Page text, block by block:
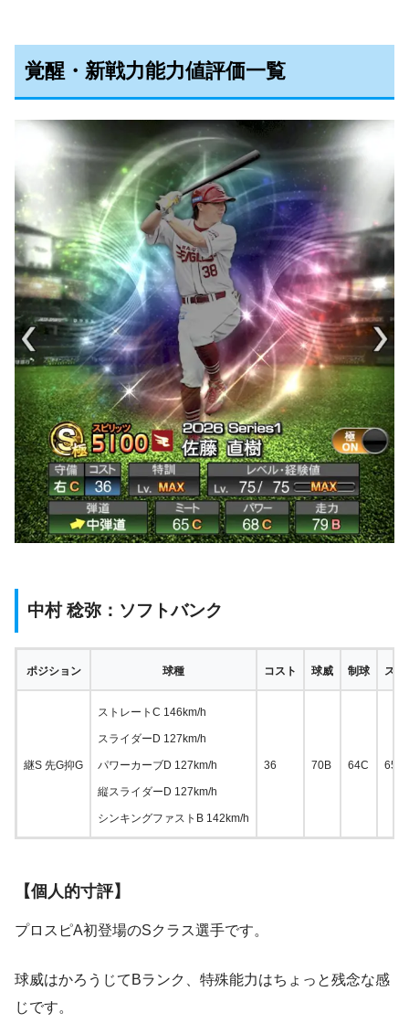
覚醒・新戦力能力値評価一覧
中村 稔弥：ソフトバンク
ポジション 球種 コスト 球威 制球 スタ
継S 先G抑G
ストレートC 146km/h
スライダーD 127km/h
パワーカーブD 127km/h
縦スライダーD 127km/h
シンキングファストB 142km/h
36 70B 64C 65C
【個人的寸評】
プロスピA初登場のSクラス選手です。
球威はかろうじてBランク、特殊能力はちょっと残念な感
じです。